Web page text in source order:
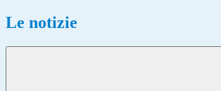
Le notizie